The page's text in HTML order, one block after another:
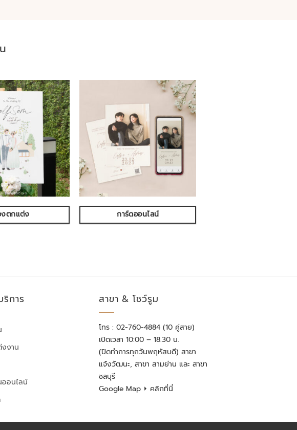
งตกแต่ง การ์ดออนไลน์
การ
งาน
ออนไลน์
สาขา & โชว์รูม
โทร : 02-760-4884 (10 คู่สาย)
เปิดเวลา 10:00 – 18.30 น.
(ปิดทำการทุกวันพฤหัสบดี) สาขา
แจ้งวัฒนะ, สาขา สามย่าน และ สาขา
ชลบุรี
Google Map ⏵ คลิกที่นี่